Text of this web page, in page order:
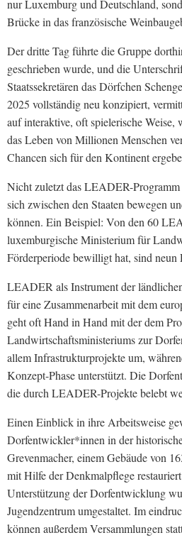
nur Luxemburg und Deutschland,
Brücke in das französische
Der dritte Tag führte die Gruppe
geschrieben wurde, und die
Staatssekretären das Dörfchen
2025 vollständig neu konzipiert,
auf interaktive, oft spielerische Weise,
das Leben von Millionen Menschen
Chancen sich für den Kontinent
Nicht zuletzt das LEADER-
sich zwischen den Staaten bewegen
können. Ein Beispiel: Von den 60
luxemburgische Ministerium für
Förderperiode bewilligt hat, sind neun
LEADER als Instrument der
für eine Zusammenarbeit mit dem
geht oft Hand in Hand mit der dem
Landwirtschaftsministeriums zur
allem Infrastrukturprojekte um,
Konzept-Phase unterstützt. Die
die durch LEADER-Projekte belebt
Einen Einblick in ihre Arbeitsweise
Dorfentwickler*innen in der
Grevenmacher, einem Gebäude von
mit Hilfe der Denkmalpflege
Unterstützung der Dorfentwicklung
Jugendzentrum umgestaltet. Im
können außerdem Versammlungen